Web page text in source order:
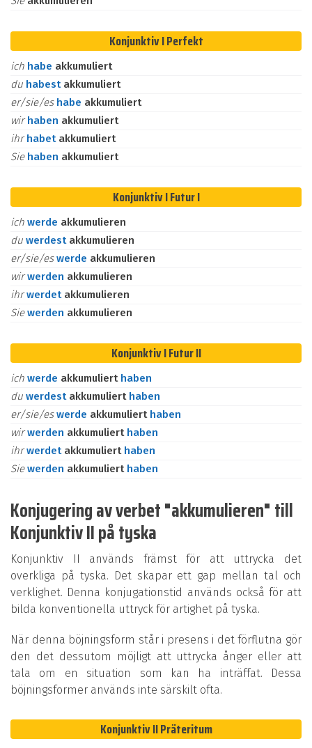
Konjunktiv I Perfekt
ich habe akkumuliert
du habest akkumuliert
er/sie/es habe akkumuliert
wirhaben akkumuliert
ihrhabet akkumuliert
Sie haben akkumuliert
Konjunktiv I Futur I
ich werde akkumulieren
du werdest akkumulieren
er/sie/eswerde akkumulieren
wirwerden akkumulieren
ihrwerdet akkumulieren
Siewerden akkumulieren
Konjunktiv I Futur II
ich werde akkumuliert haben
du werdest akkumuliert haben
er/sie/eswerde akkumuliert haben
wirwerden akkumuliert haben
ihrwerdet akkumuliert haben
Siewerden akkumuliert haben
Konjugering av verbet "akkumulieren" till
Konjunktiv II på tyska
Konjunktiv II används främst för att uttrycka det
overkliga på tyska. Det skapar ett gap mellan tal och
verklighet. Denna konjugationstid används också för att
bilda konventionella uttryck för artighet på tyska.
När denna böjningsform står i presens i det förflutna gör
den det dessutom möjligt att uttrycka ånger eller att
tala om en situation som kan ha inträffat. Dessa
böjningsformer används inte särskilt ofta.
Konjunktiv II Präteritum